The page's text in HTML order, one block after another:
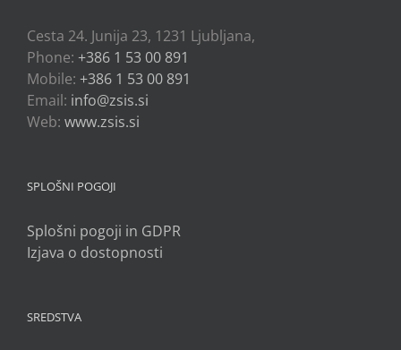
Cesta 24. Junija 23, 1231 Ljubljana,
Phone: +386 1 53 00 891
Mobile: +386 1 53 00 891
Email: info@zsis.si
Web: www.zsis.si
SPLOŠNI POGOJI
Splošni pogoji in GDPR
Izjava o dostopnosti
SREDSTVA